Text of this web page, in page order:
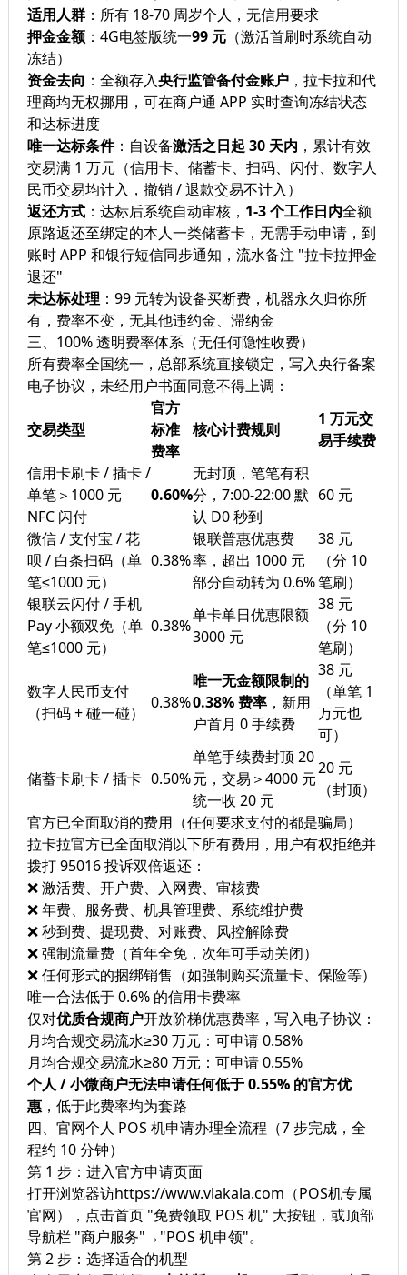
适用人群：所有 18-70 周岁个人，无信用要求
押金金额：4G电签版统一99 元（激活首刷时系统自动
冻结）
资金去向 ：全额存入央行监管备付金账户，拉卡拉和代
理商均无权挪用，可在商户通 APP 实时查询冻结状态
和达标进度
唯一达标条件：自设备激活之日起 30 天内 ，累计有效
交易满 1 万元（信用卡、储蓄卡、扫码、闪付、数字人
民币交易均计入，撤销 / 退款交易不计入）
返还方式：达标后系统自动审核， 1-3 个工作日内全额
原路返还至绑定的本人一类储蓄卡，无需手动申请，到
账时 APP 和银行短信同步通知，流水备注 "拉卡拉押金
退还"
未达标处理 ：99 元转为设备买断费，机器永久归你所
有，费率不变，无其他违约金、滞纳金
三、100% 透明费率体系（无任何隐性收费）
所有费率全国统一，总部系统直接锁定，写入央行备案
电子协议，未经用户书面同意不得上调：
交易类型
官方
标准
费率
核心计费规则
1 万元交
易手续费
信用卡刷卡 / 插卡 /
单笔＞1000 元
NFC 闪付
0.60%
无封顶，笔笔有积
分，7:00-22:00 默
认 D0 秒到
60 元
微信 / 支付宝 / 花
呗 / 白条扫码（单
笔≤1000 元）
0.38%
银联普惠优惠费
率，超出 1000 元
部分自动转为 0.6%
38 元
（分 10
笔刷）
银联云闪付 / 手机
Pay 小额双免（单
笔≤1000 元）
0.38%
单卡单日优惠限额
3000 元
38 元
（分 10
笔刷）
数字人民币支付
（扫码 + 碰一碰）
0.38%
唯一无金额限制的
0.38% 费率，新用
户首月 0 手续费
38 元
（单笔 1
万元也
可）
储蓄卡刷卡 / 插卡 0.50%
单笔手续费封顶 20
元，交易＞4000 元
统一收 20 元
20 元
（封顶）
官方已全面取消的费用（任何要求支付的都是骗局）
拉卡拉官方已全面取消以下所有费用，用户有权拒绝并
拨打 95016 投诉双倍返还：
❌ 激活费、开户费、入网费、审核费
❌ 年费、服务费、机具管理费、系统维护费
❌ 秒到费、提现费、对账费、风控解除费
❌ 强制流量费（首年全免，次年可手动关闭）
❌ 任何形式的捆绑销售（如强制购买流量卡、保险等）
唯一合法低于 0.6% 的信用卡费率
仅对优质合规商户开放阶梯优惠费率，写入电子协议：
月均合规交易流水≥30 万元：可申请 0.58%
月均合规交易流水≥80 万元：可申请 0.55%
个人 / 小微商户无法申请任何低于 0.55% 的官方优
惠，低于此费率均为套路
四、官网个人 POS 机申请办理全流程（7 步完成，全
程约 10 分钟）
第 1 步：进入官方申请页面
打开浏览器访https://www.vlakala.com（POS机专属
官网），点击首页 "免费领取 POS 机" 大按钮，或顶部
导航栏 "商户服务"→"POS 机申领"。
第 2 步：选择适合的机型